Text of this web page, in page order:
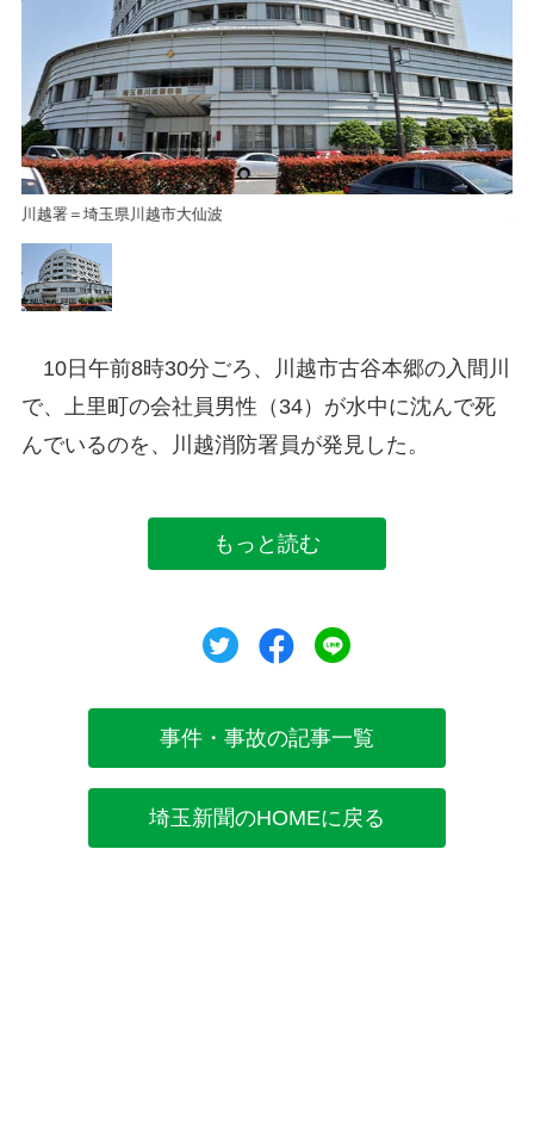
川越署＝埼玉県川越市大仙波
10日午前8時30分ごろ、川越市古谷本郷の入間川
で、上里町の会社員男性（34）が水中に沈んで死
んでいるのを、川越消防署員が発見した。
もっと読む
ツイートシェア
事件・事故の記事一覧
埼玉新聞のHOMEに戻る